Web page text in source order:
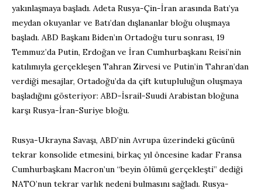
yakınlaşmaya başladı. Adeta Rusya-Çin-İran arasında Batı’ya
meydan okuyanlar ve Batı’dan dışlananlar bloğu oluşmaya
başladı. ABD Başkanı Biden’ın Ortadoğu turu sonrası, 19
Temmuz’da Putin, Erdoğan ve İran Cumhurbaşkanı Reisi’nin
katılımıyla gerçekleşen Tahran Zirvesi ve Putin’in Tahran’dan
verdiği mesajlar, Ortadoğu’da da çift kutupluluğun oluşmaya
başladığını gösteriyor: ABD-İsrail-Suudi Arabistan bloğuna
karşı Rusya-İran-Suriye bloğu.
Rusya-Ukrayna Savaşı, ABD’nin Avrupa üzerindeki gücünü
tekrar konsolide etmesini, birkaç yıl öncesine kadar Fransa
Cumhurbaşkanı Macron’un “beyin ölümü gerçekleşti” dediği
NATO’nun tekrar varlık nedeni bulmasını sağladı. Rusya-